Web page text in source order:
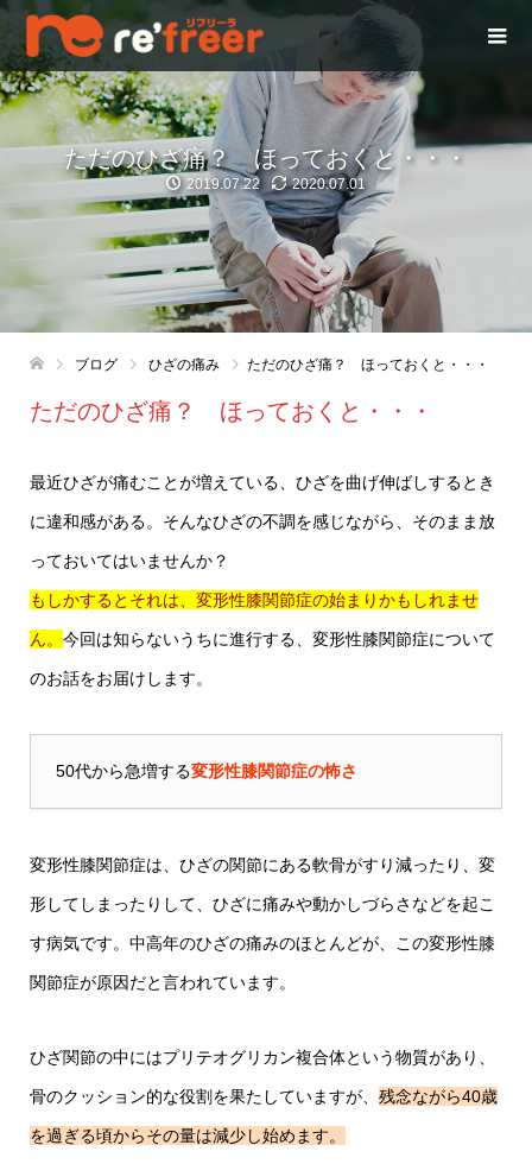
ただのひざ痛？ ほっておくと・・・
2019.07.22 2020.07.01
ブログ ひざの痛み ただのひざ痛？ ほっておくと・・・
ただのひざ痛？ ほっておくと・・・
最近ひざが痛むことが増えている、ひざを曲げ伸ばしするとき
に違和感がある。そんなひざの不調を感じながら、そのまま放
っておいてはいませんか？
もしかするとそれは、変形性膝関節症の始まりかもしれませ
ん。 今回は知らないうちに進行する、変形性膝関節症について
のお話をお届けします。
50代から急増する変形性膝関節症の怖さ
変形性膝関節症は、ひざの関節にある軟骨がすり減ったり、変
形してしまったりして、ひざに痛みや動かしづらさなどを起こ
す病気です。中高年のひざの痛みのほとんどが、この変形性膝
関節症が原因だと言われています。
ひざ関節の中にはプリテオグリカン複合体という物質があり、
骨のクッション的な役割を果たしていますが、 残念ながら40歳
を過ぎる頃からその量は減少し始めます。